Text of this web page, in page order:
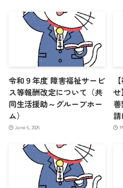
令和９年度 障害福祉サービ
ス等報酬改定について（共
同生活援助～グループホー
ム）
June 6, 2026
請